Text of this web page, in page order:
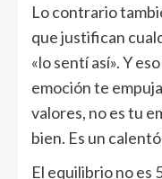
Lo contrario
que justifican
«lo sentí así». Y
emoción te
valores, no es tu
bien. Es un
El equilibrio no es